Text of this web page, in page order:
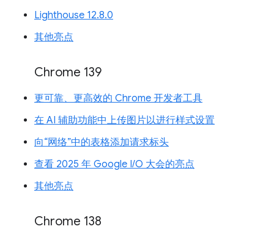
Lighthouse 12.8.0
其他亮点
Chrome 139
更可靠、更高效的 Chrome 开发者工具
在 AI 辅助功能中上传图片以进行样式设置
向“网络”中的表格添加请求标头
查看 2025 年 Google I/O 大会的亮点
其他亮点
Chrome 138